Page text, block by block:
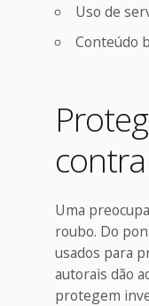
Uso de
Conteúdo
Uma
roubo. Do
usados para
autorais dão
protegem